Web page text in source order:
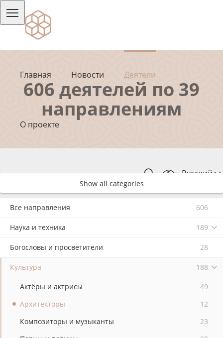
Главная Новости Деятели
О проекте
Русский
606 деятелей по 39
направлениям
Show all categories
Все направления 606
Наука и техника 189
Богословы и просветители 28
Культура 188
Актёры и актрисы
49
Архитекторы
12
Композиторы и музыканты
23